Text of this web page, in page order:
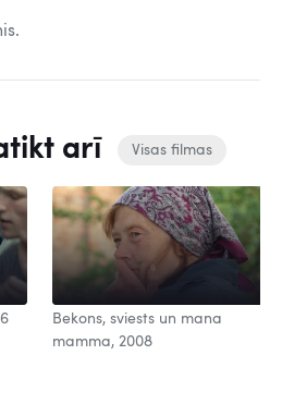
arī Visas filmas
Bekons, sviests un mana
mamma, 2008